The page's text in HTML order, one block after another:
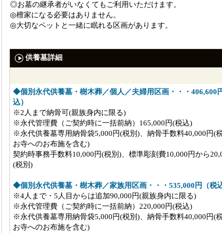
◎お墓の継承者がいなくてもご利用いただけます。
◎檀家になる必要はありません。
◎大切なペットと一緒に眠れる区画があります。
供養墓詳細
◆個別永代供養墓・樹木葬／個人／夫婦用区画・・・406,600
込）
※2人まで納骨可(親族身内に限る)
※永代管理費（ご契約時に一括前納）165,000円(税込)
※永代供養墓専用納骨袋5,000円(税別)、納骨手数料40,000円(
お寺へのお布施を含む)
契約時事務手数料10,000円(税別)、標準彫刻費10,000円から
(税別)
◆個別永代供養墓・樹木葬／家族用区画・・・535,000円（税
※4人まで・5人目からは追加90,000円(親族身内に限る)
※永代管理費（ご契約時に一括前納）220,000円(税込)
※永代供養墓専用納骨袋5,000円(税別)、納骨手数料40,000円(
お寺へのお布施を含む)